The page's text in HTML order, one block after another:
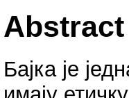
Abstract
Бајка је